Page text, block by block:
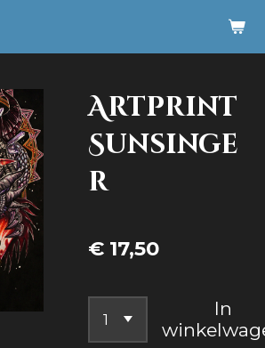
Artprint
Sunsinge
r
€ 17,50
In